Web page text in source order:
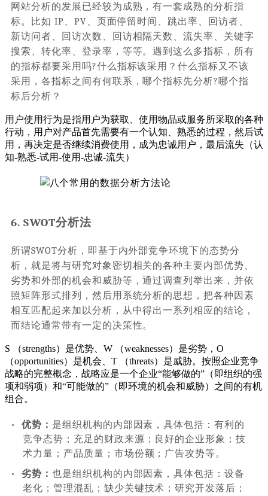
网站分析的发展已经较为成熟，有一套成熟的分析指
标。比如 IP、PV、页面停留时间、跳出率、回访者、
新访问者、回访次数、回访相隔天数、流失率、关键字
搜索、转化率、登录率，等等。遇到这么多指标，所有
的指标都要采用吗?什么指标该采用？什么指标又不该
采用，各指标之间有何联系，哪个指标先分析?哪个指
标后分析？
用户使用行为是指用户为获取、使用物品或服务所采取的各种
行动，用户对产品首先需要有一个认知、熟悉的过程，然后试
用，再决定是否继续消费使用，成为忠诚用户，最后流失（认
知-熟悉-试用-使用-忠诚-流失）
6. SWOT分析法
所谓SWOT分析，即基于内外部竞争环境下的态势分
析，就是将与研究对象密切相关的各种主要内部优势、
劣势和外部的机会和威胁等，通过调查列举出来，并依
照矩阵形式排列，然后用系统分析的思想，把各种因素
相互匹配起来加以分析，从中得出一系列相应的结论，
而结论通常带有一定的决策性。
S （strengths）是优势、W （weaknesses）是劣势，O
（opportunities）是机会、T （threats）是威胁。按照企业竞争
战略的完整概念，战略应是一个企业“能够做的”（即组织的强
项和弱项）和“可能做的”（即环境的机会和威胁）之间的有机
组合。
• 优势： 是组织机构的内部因素，具体包括：有利的
竞争态势；充足的财政来源；良好的企业形象；技
术力量；产品质量；市场份额；广告攻势等。
•
劣势： 也是组织机构的内部因素，具体包括：设备
老化；管理混乱；缺少关键技术；研究开发落后；